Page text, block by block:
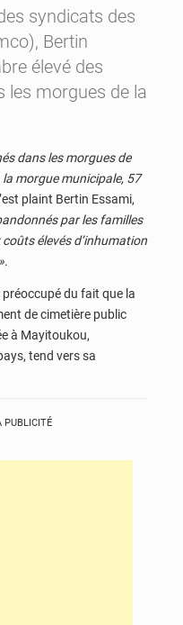
syndicats des
Bertin
élevé des
les morgues de la
dans les morgues de
morgue municipale, 57
plaint Bertin Essami,
par les familles
élevés d’inhumation
.
du fait que la
de cimetière public
à Mayitoukou,
tend vers sa
PUBLICITÉ